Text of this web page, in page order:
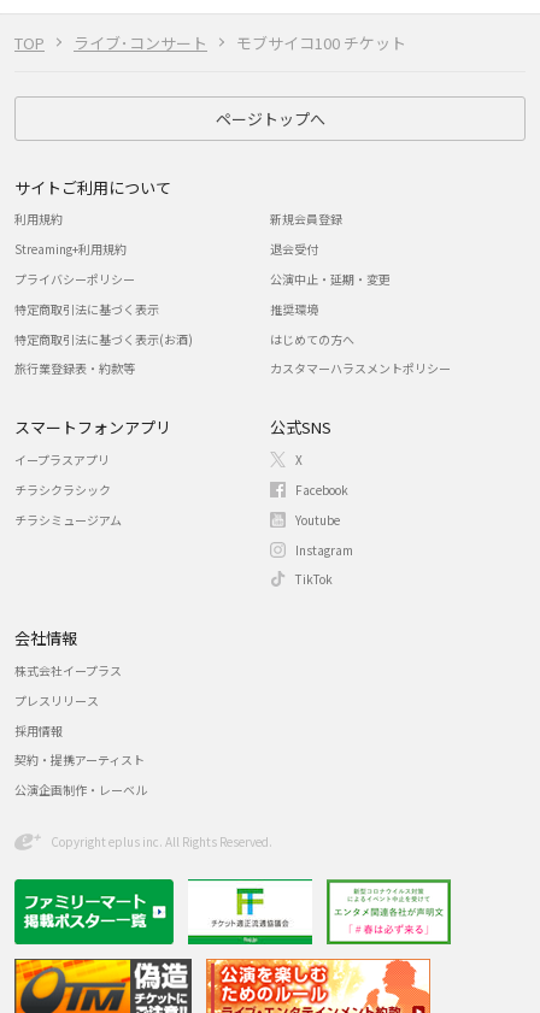
TOP ライブ･コンサート モブサイコ100 チケット
ページトップへ
サイトご利用について
利用規約
Streaming+利用規約
プライバシーポリシー
特定商取引法に基づく表示
特定商取引法に基づく表示(お酒)
旅行業登録表・約款等
新規会員登録
退会受付
公演中止・延期・変更
推奨環境
はじめての方へ
カスタマーハラスメントポリシー
スマートフォンアプリ
イープラスアプリ
チラシクラシック
チラシミュージアム
公式SNS
X
Facebook
Youtube
Instagram
TikTok
会社情報
株式会社イープラス
プレスリリース
採用情報
契約・提携アーティスト
公演企画制作・レーベル
Copyright eplus inc. All Rights Reserved.